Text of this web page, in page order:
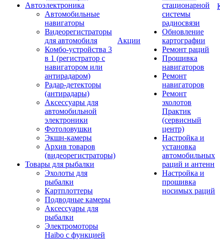
Автоэлектроника
Автомобильные
навигаторы
Видеорегистраторы
для автомобиля
Комбо-устройства 3
в 1 (регистратор с
навигатором или
антирадаром)
Радар-детекторы
(антирадары)
Аксессуары для
автомобильной
электроники
Фотоловушки
Экшн-камеры
Архив товаров
(видеорегистраторы)
Товары для рыбалки
Эхолоты для
рыбалки
Картплоттеры
Подводные камеры
Аксессуары для
рыбалки
Электромоторы
Haibo с функцией
Акции
стационарной
системы
радиосвязи
Обновление
картографии
Ремонт раций
Прошивка
навигаторов
Ремонт
навигаторов
Ремонт
эхолотов
Практик
(сервисный
центр)
Настройка и
установка
автомобильных
раций и антенн
Настройка и
прошивка
носимых раций